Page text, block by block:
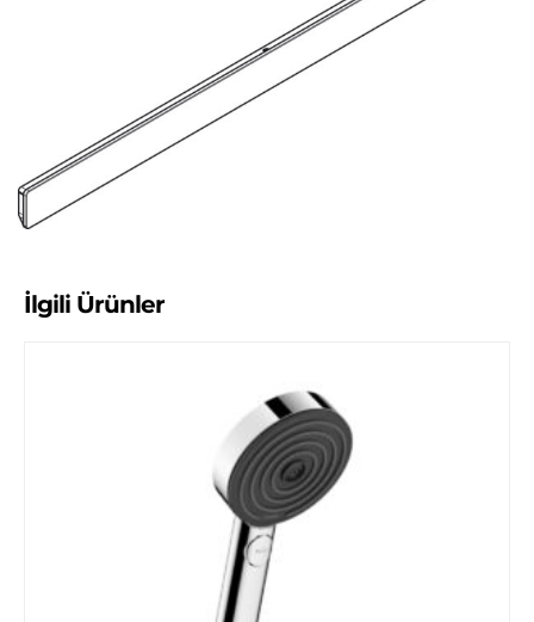
İlgili Ürünler